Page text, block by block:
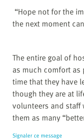
“Hope not for the
the next moment
The entire goal of
as much comfort
time that they have
though they are at
volunteers and staff
them as many
Signaler ce message